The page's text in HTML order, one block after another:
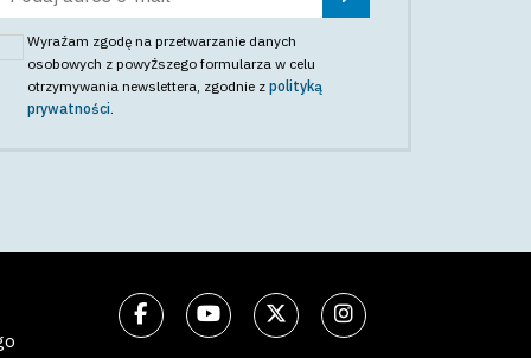
Wyrażam zgodę na przetwarzanie danych
osobowych z powyższego formularza w celu
otrzymywania newslettera , zgodnie z polityką
prywatności